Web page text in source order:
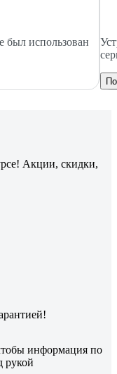
был использован
Акции, скидки,
информация по
рукой